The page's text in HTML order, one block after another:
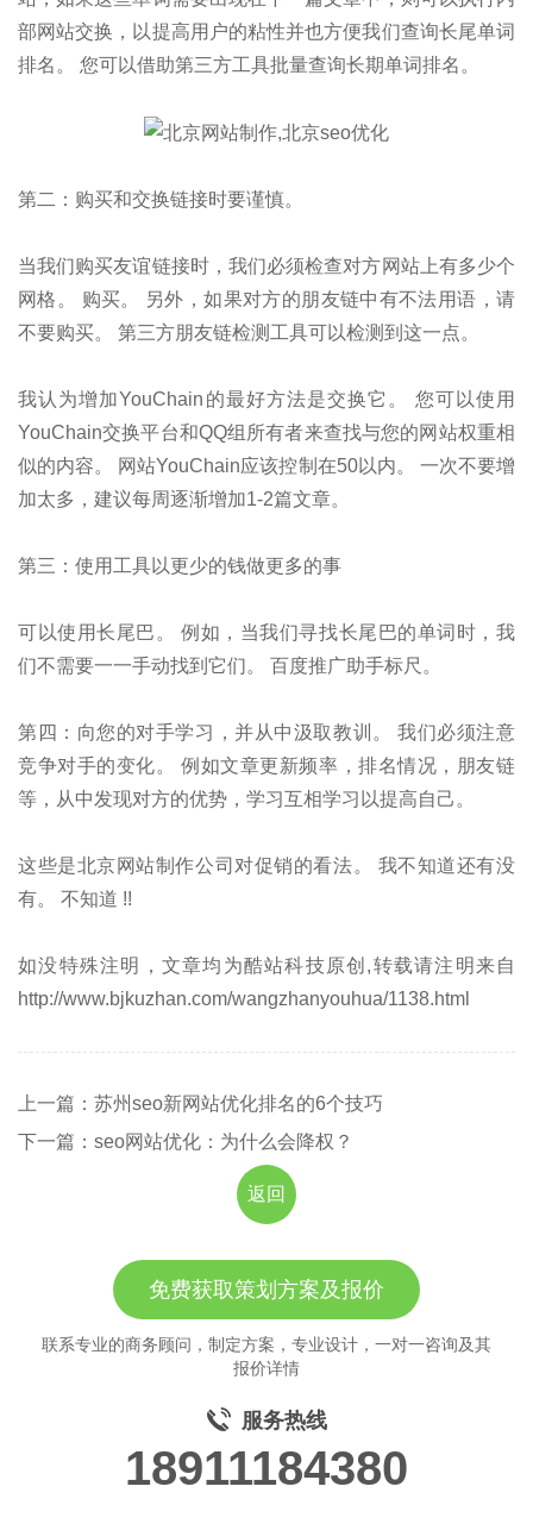
部网站交换，以提高用户的粘性并也方便我们查询长尾单词
排名。 您可以借助第三方工具批量查询长期单词排名。
第二：购买和交换链接时要谨慎。
当我们购买友谊链接时，我们必须检查对方网站上有多少个
网格。 购买。 另外，如果对方的朋友链中有不法用语，请
不要购买。 第三方朋友链检测工具可以检测到这一点。
我认为增加YouChain的最好方法是交换它。 您可以使用
YouChain交换平台和QQ组所有者来查找与您的网站权重相
似的内容。 网站YouChain应该控制在50以内。 一次不要增
加太多，建议每周逐渐增加1-2篇文章。
第三：使用工具以更少的钱做更多的事
可以使用长尾巴。 例如，当我们寻找长尾巴的单词时，我
们不需要一一手动找到它们。 百度推广助手标尺。
第四：向您的对手学习，并从中汲取教训。 我们必须注意
竞争对手的变化。 例如文章更新频率，排名情况，朋友链
等，从中发现对方的优势，学习互相学习以提高自己。
这些是北京网站制作公司对促销的看法。 我不知道还有没
有。 不知道 !!
如没特殊注明，文章均为酷站科技原创,转载请注明来自
http://www.bjkuzhan.com/wangzhanyouhua/1138.html
上一篇：苏州seo新网站优化排名的6个技巧
下一篇：seo网站优化：为什么会降权？
返回
免费获取策划方案及报价
联系专业的商务顾问，制定方案，专业设计，一对一咨询及其
报价详情
服务热线
18911184380